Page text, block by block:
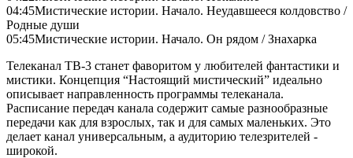
04:45Мистические истории. Начало. Неудавшееся колдовство /
Родные души
05:45Мистические истории. Начало. Он рядом / Знахарка
Телеканал ТВ-3 станет фаворитом у любителей фантастики и
мистики. Концепция “Настоящий мистический” идеально
описывает направленность программы телеканала.
Расписание передач канала содержит самые разнообразные
передачи как для взрослых, так и для самых маленьких. Это
делает канал универсальным, а аудиторию телезрителей -
широкой.